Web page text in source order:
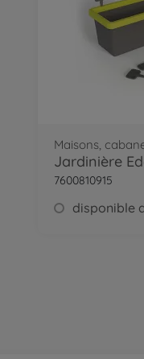
Maisons,
Jardinière
7600810915